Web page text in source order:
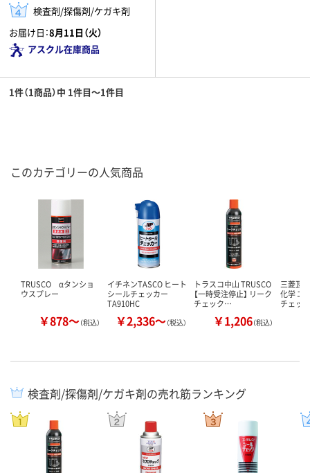
検査剤/探傷剤/ケガキ剤
お届け日：8月11日（火）
アスクル在庫商品
1件（1商品）中 1件目～1件目
このカテゴリーの人気商品
TRUSCO αタンショ
ウスプレー
￥878～（税込）
イチネンTASCO ヒート
シールチェッカー
TA910HC
￥2,336～（税込）
トラスコ中山 TRUSCO
【一時受注停止】 リーク
チェック…
￥1,206（税込）
三菱瓦
化学 エ
チェッ
検査剤/探傷剤/ケガキ剤の売れ筋ランキング